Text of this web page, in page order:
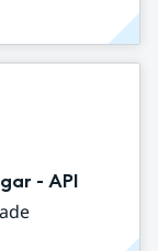
- API